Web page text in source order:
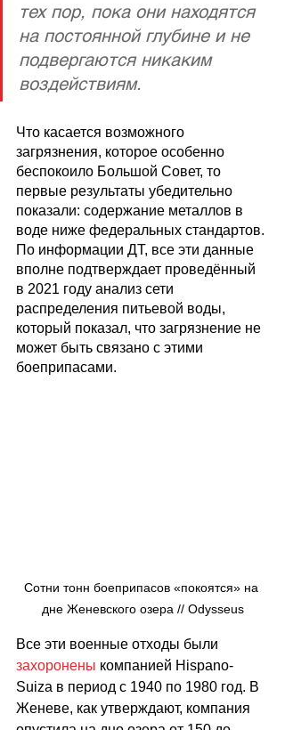
тех пор, пока они находятся
на постоянной глубине и не
подвергаются никаким
воздействиям.
Что касается возможного
загрязнения, которое особенно
беспокоило Большой Совет, то
первые результаты убедительно
показали: содержание металлов в
воде ниже федеральных стандартов.
По информации ДТ, все эти данные
вполне подтверждает проведённый
в 2021 году анализ сети
распределения питьевой воды,
который показал, что загрязнение не
может быть связано с этими
боеприпасами.
Сотни тонн боеприпасов «покоятся» на
дне Женевского озера // Odysseus
Все эти военные отходы были
захоронены компанией Hispano-
Suiza в период с 1940 по 1980 год. В
Женеве, как утверждают, компания